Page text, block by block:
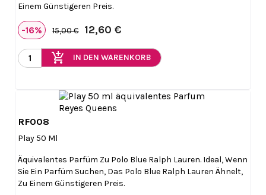
Einem Günstigeren Preis.
-16% 15,00 € 12,60 €
add_shopping_cart IN DEN WARENKORB
RF008
Play 50 Ml
Äquivalentes Parfüm Zu Polo Blue Ralph Lauren. Ideal, Wenn
Sie Ein Parfüm Suchen, Das Polo Blue Ralph Lauren Ähnelt,
Zu Einem Günstigeren Preis.